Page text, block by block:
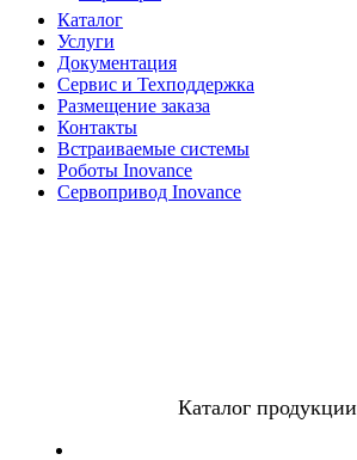
Каталог
Услуги
Документация
Сервис и Техподдержка
Размещение заказа
Контакты
Встраиваемые системы
Роботы Inovance
Сервопривод Inovance
Каталог продукции